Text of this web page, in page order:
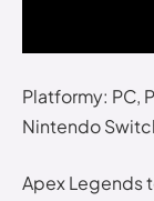
Platformy: PC,
Nintendo
Apex Legends